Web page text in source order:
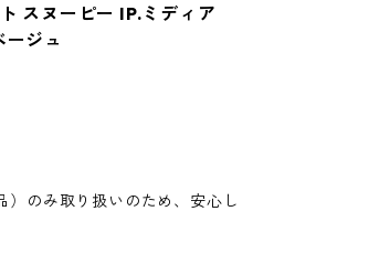
スヌーピー IP.ミディア
ジュ
）のみ取り扱いのため、安心し